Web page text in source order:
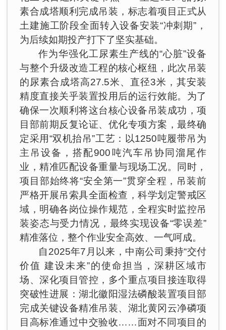
素合成塔顺利完成吊装，标志着项目正式从
土建施工阶段全面转入设备安装“冲刺期”，
为后续如期投产打下了坚实基础。
作为华强化工尿素生产线的“心脏”设备
与整个升级改造工程的核心枢纽，此次吊装
的尿素合成塔高27.5米、直径3米，其安装
精度直接关乎装置投用后的运行效能。为了
确保一次顺利将这台核心设备吊装成功，项
目部前期反复论证、优化专项方案，最终确
定采用“双机抬吊”工艺：以1250吨履带吊为
主吊设备，搭配900吨汽车吊协同溜尾作
业，精准匹配设备重量与现场工况。同时，
项目部始终将“安全第一”贯穿全程，吊装前
严格开展吊索具全面检查，科学划定警戒区
域，明确各岗位操作规范，全程实时监控吊
装姿态与受力情况，最终实现设备“零误差”
精准落位，整个作业安全高效、一气呵成。
自2025年7月以来，中南公司秉持“交付
价值 建设未来”的使命担当，深耕区域市
场、深化项目管控，多个重点项目接连取得
突破性进展：湖北徽阳湿法磷酸装置项目部
完成关键设备精准吊装、湖北黄冈云净磷项
目高标准通过中交验收……面对不同项目的